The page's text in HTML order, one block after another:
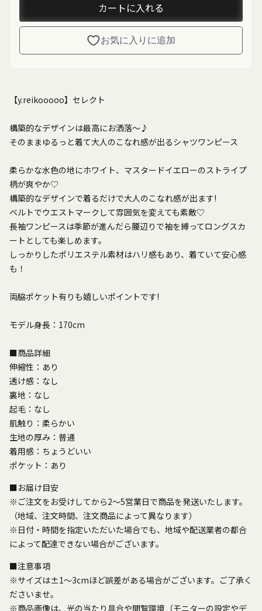
カートに入れる
お気に入りに追加
【y.reikooooo】セレクト
構築的なデザインは最高にお洒落〜♪
そのままゆるっと着て大人のこなれ感が出るシャツワンピース
柔らかな水色の地にホワイト、マスタードイエローのストライプ
柄が爽やか♡
構築的なデザインで着るだけで大人のこなれ感が出ます!
ベルトでウエストマークして雰囲気を変えても素敵♡
長袖ワンピースは季節が進んだら腰辺りで袖を縛ってロングスカ
ートとしても楽しめます。
しっかりしたポリエステル素材はハリ感もあり、着ていて安心感
も！
両脇ポケット有りも嬉しいポイントです!
モデル身長：170cm
■商品詳細
伸縮性：あり
透け感：なし
裏地：なし
起毛：なし
肌触り：柔らかい
生地の厚み：普通
着用感：ちょうどいい
ポケット：あり
■お届け目安
※ご注文をお受けしてから2～5営業日で商品を発送いたします。
（地域、注文時間、注文商品によって異なります）
※日付・時間を指定いただいた場合でも、地域や配送業者の都合
によって配達できない場合がございます。
■注意事項
※サイズは±1～3cmほど誤差がある場合がございます。ご了承く
ださいませ。
※商品画像は、光の当たり具合や閲覧環境（モニターの設定やデ